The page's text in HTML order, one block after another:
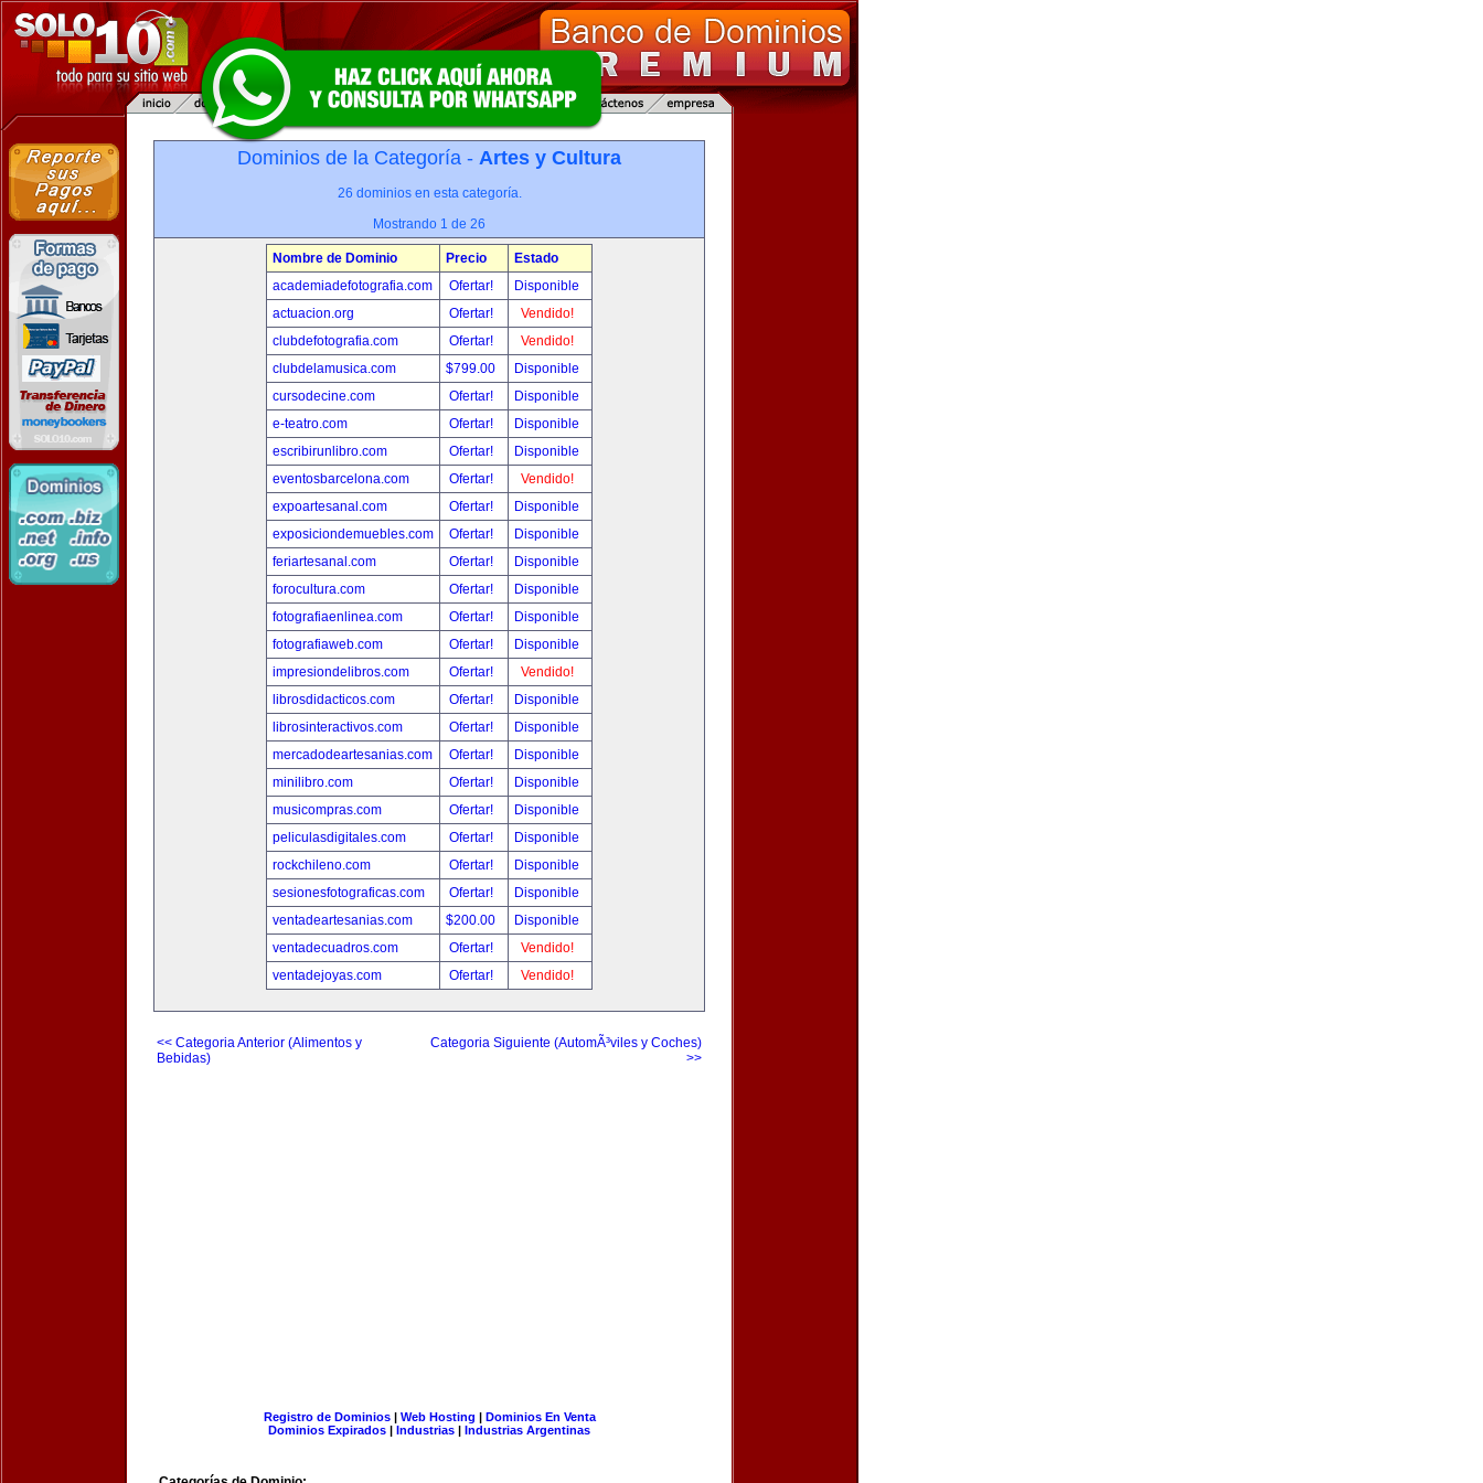
Dominios de la Categoría - Artes y Cultura
26 dominios en esta categoría.
Mostrando 1 de 26
Nombre de Dominio Precio
Estado
academiadefotografia.com
Ofertar!
Disponible
actuacion.org
Ofertar!
Vendido!
clubdefotografia.com
Ofertar!
Vendido!
clubdelamusica.com
$799.00
Disponible
cursodecine.com
Ofertar!
Disponible
e-teatro.com
Ofertar!
Disponible
escribirunlibro.com
Ofertar!
Disponible
eventosbarcelona.com
Ofertar!
Vendido!
expoartesanal.com
Ofertar!
Disponible
exposiciondemuebles.com
Ofertar!
Disponible
feriartesanal.com
Ofertar!
Disponible
forocultura.com
Ofertar!
Disponible
fotografiaenlinea.com
Ofertar!
Disponible
fotografiaweb.com
Ofertar!
Disponible
impresiondelibros.com
Ofertar!
Vendido!
librosdidacticos.com
Ofertar!
Disponible
librosinteractivos.com
Ofertar!
Disponible
mercadodeartesanias.com
Ofertar!
Disponible
minilibro.com
Ofertar!
Disponible
musicompras.com
Ofertar!
Disponible
peliculasdigitales.com
Ofertar!
Disponible
rockchileno.com
Ofertar!
Disponible
sesionesfotograficas.com
Ofertar!
Disponible
ventadeartesanias.com
$200.00
Disponible
ventadecuadros.com
Ofertar!
Vendido!
ventadejoyas.com
Ofertar! Vendido!
<< Categoria Anterior (Alimentos y
Bebidas)
Categoria Siguiente (AutomÃ³viles y Coches)
>>
Registro de Dominios| Web Hosting | Dominios En Venta
Dominios Expirados | Industrias | Industrias Argentinas